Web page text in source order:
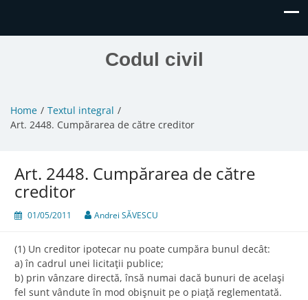
Codul civil
Home
Textul integral
Art. 2448. Cumpărarea de către creditor
Art. 2448. Cumpărarea de către
creditor
01/05/2011 Andrei SĂVESCU
(1) Un creditor ipotecar nu poate cumpăra bunul decât:
a) în cadrul unei licitaţii publice;
b) prin vânzare directă, însă numai dacă bunuri de acelaşi
fel sunt vândute în mod obişnuit pe o piaţă reglementată.